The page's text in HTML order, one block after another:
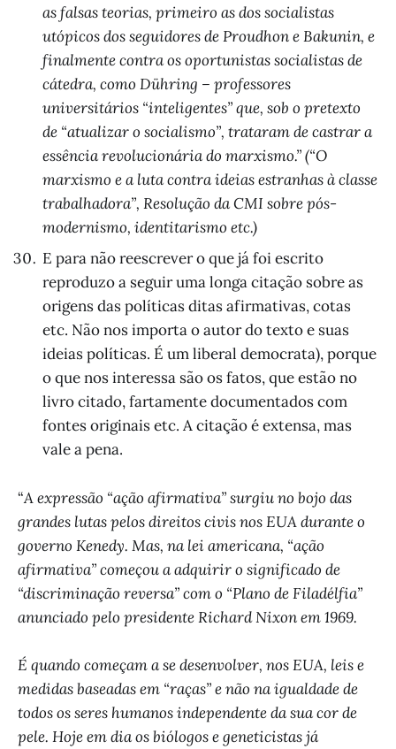
as falsas teorias, primeiro as dos socialistas
utópicos dos seguidores de Proudhon e Bakunin, e
finalmente contra os oportunistas socialistas de
cátedra, como Dühring – professores
universitários “inteligentes” que, sob o pretexto
de “atualizar o socialismo”, trataram de castrar a
essência revolucionária do marxismo.” (“O
marxismo e a luta contra ideias estranhas à classe
trabalhadora”, Resolução da CMI sobre pós-
modernismo, identitarismo etc.)
E para não reescrever o que já foi escrito
reproduzo a seguir uma longa citação sobre as
origens das políticas ditas afirmativas, cotas
etc. Não nos importa o autor do texto e suas
ideias políticas. É um liberal democrata), porque
o que nos interessa são os fatos, que estão no
livro citado, fartamente documentados com
fontes originais etc. A citação é extensa, mas
vale a pena.
“A expressão “ação afirmativa” surgiu no bojo das
grandes lutas pelos direitos civis nos EUA durante o
governo Kenedy. Mas, na lei americana, “ação
afirmativa” começou a adquirir o significado de
“discriminação reversa” com o “Plano de Filadélfia”
anunciado pelo presidente Richard Nixon em 1969.
É quando começam a se desenvolver, nos EUA, leis e
medidas baseadas em “raças” e não na igualdade de
todos os seres humanos independente da sua cor de
pele. Hoje em dia os biólogos e geneticistas já